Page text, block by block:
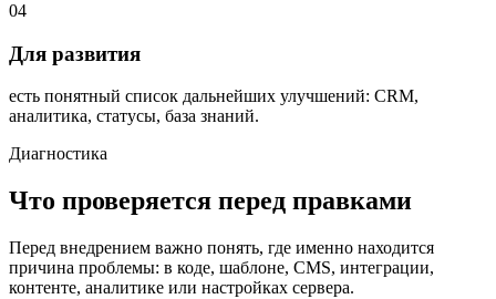
04
Для развития
есть понятный список дальнейших улучшений: CRM,
аналитика, статусы, база знаний.
Диагностика
Что проверяется перед правками
Перед внедрением важно понять, где именно находится
причина проблемы: в коде, шаблоне, CMS, интеграции,
контенте, аналитике или настройках сервера.